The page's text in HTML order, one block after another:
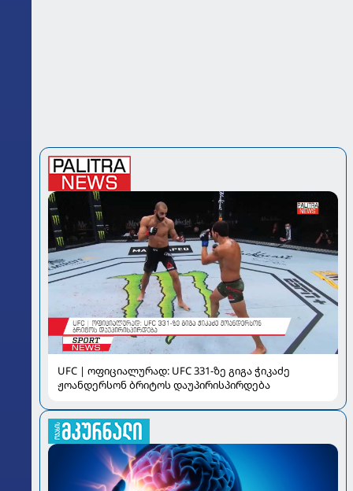
UFC | ოფიციალურად: UFC 331-ზე გიგა ჭიკაძე
ჟოანდერსონ ბრიტოს დაუპირისპირდება